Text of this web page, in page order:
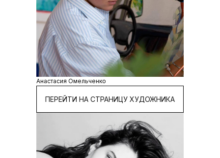
Анастасия Омельченко
ПЕРЕЙТИ НА СТРАНИЦУ ХУДОЖНИКА